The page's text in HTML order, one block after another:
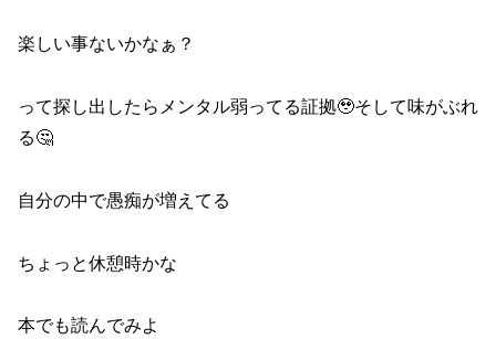
楽しい事ないかなぁ？
って探し出したらメンタル弱ってる証拠🥹そして味がぶれ
る🤔
自分の中で愚痴が増えてる
ちょっと休憩時かな
本でも読んでみよ